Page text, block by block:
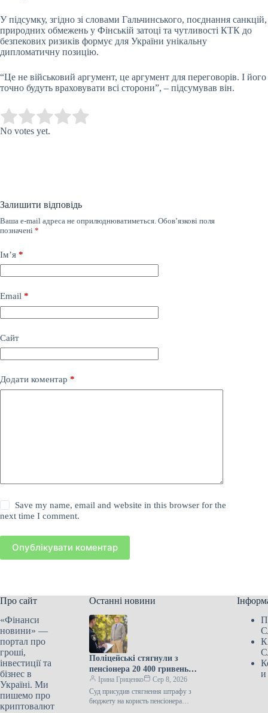
У підсумку, згідно зі словами Гальчинського, поєднання санкцій,
природних обмежень у Фінській затоці та чутливості КТК до
безпекових ризиків формує для України унікальну
дипломатичну позицію.
“Це не військовий аргумент, це аргумент для переговорів. І його
точно будуть враховувати всі сторони”, – підсумував він.
Rate this item:
No votes yet.
Залишити відповідь
Ваша e-mail адреса не оприлюднюватиметься. Обов’язкові поля
позначені *
Ім’я *
Email *
Сайт
Додати коментар *
Save my name, email and website in this browser for the
next time I comment.
Опублікувати коментар
Про сайт
«Фінанси
новини» —
портал про
гроші,
інвестиції та
бізнес в
Україні. Ми
пишемо про
криптовалют
Останні новини
Поліцейські стягнули з
пенсіонера 20 400 гривень
штрафу – він через судову
інстанцію повернув кошти і
отримав 3 тисячі гривень
Ірина Гриценко
Сер 8, 2026
Суд присудив стягнення штрафу з
бюджету на користь пенсіонера
и